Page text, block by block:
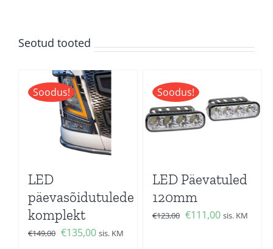
Seotud tooted
Soodus!
LED
päevasõidutulede
komplekt
€149,00 Algne
€135,00Current
sis. KM
Soodus!
LED Päevatuled
120mm
€123,00 Algne
€111,00Current
sis. KM